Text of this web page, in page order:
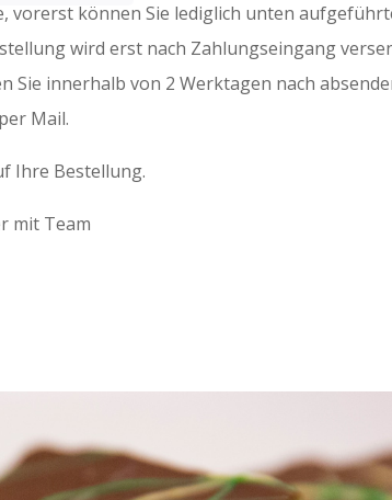
vorerst können Sie lediglich unten
wird erst nach Zahlungseingang
Sie innerhalb von 2 Werktagen nach
Mail.
Ihre Bestellung.
mit Team